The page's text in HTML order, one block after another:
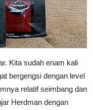
Kita sudah enam kali
bergengsi dengan level
relatif seimbang dan
Herdman dengan